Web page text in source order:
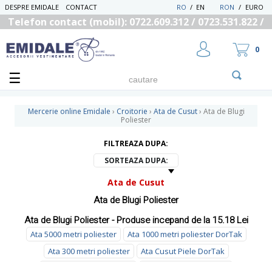
DESPRE EMIDALE CONTACT RON / EURO
EN
/
RO
Telefon contact (mobil): 0722.609.312 / 0723.531.822 /
RECUPEREAZA PAROLA
0
Mercerie online Emidale › Croitorie › Ata de Cusut › Ata de Blugi
Poliester
FILTREAZA DUPA:
SORTEAZA DUPA:
Ata de Cusut
Ata de Blugi Poliester
Ata de Blugi Poliester - Produse incepand de la 15.18 Lei
Ata 5000 metri poliester
Ata 1000 metri poliester DorTak
Ata 300 metri poliester
Ata Cusut Piele DorTak